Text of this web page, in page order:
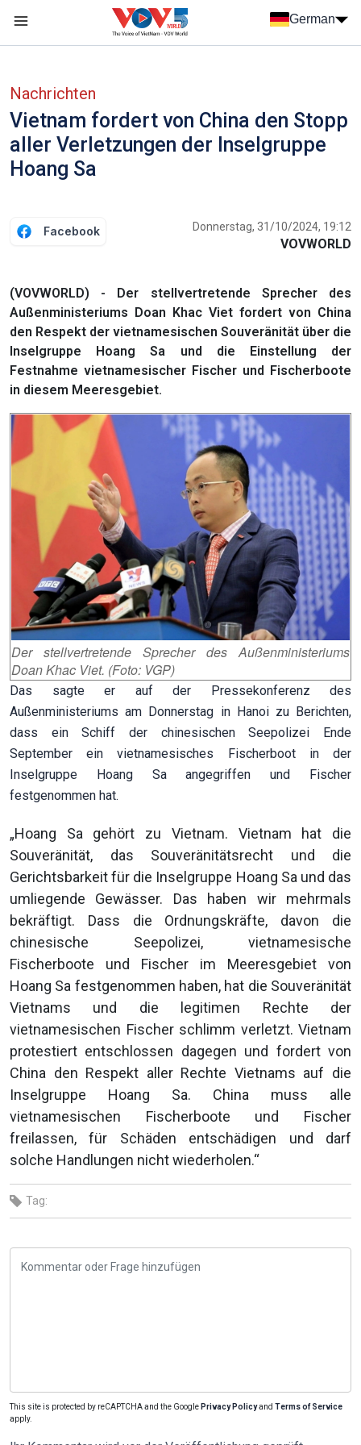
German
Nachrichten
Vietnam fordert von China den Stopp
aller Verletzungen der Inselgruppe
Hoang Sa
Facebook Donnerstag, 31/10/2024, 19:12
VOVWORLD
(VOVWORLD) - Der stellvertretende Sprecher des
Außenministeriums Doan Khac Viet fordert von China
den Respekt der vietnamesischen Souveränität über die
Inselgruppe Hoang Sa und die Einstellung der
Festnahme vietnamesischer Fischer und Fischerboote
in diesem Meeresgebiet.
Der stellvertretende Sprecher des Außenministeriums
Doan Khac Viet. (Foto: VGP)
Das sagte er auf der Pressekonferenz des
Außenministeriums am Donnerstag in Hanoi zu Berichten,
dass ein Schiff der chinesischen Seepolizei Ende
September ein vietnamesisches Fischerboot in der
Inselgruppe Hoang Sa angegriffen und Fischer
festgenommen hat.
„Hoang Sa gehört zu Vietnam. Vietnam hat die
Souveränität, das Souveränitätsrecht und die
Gerichtsbarkeit für die Inselgruppe Hoang Sa und das
umliegende Gewässer. Das haben wir mehrmals
bekräftigt. Dass die Ordnungskräfte, davon die
chinesische Seepolizei, vietnamesische
Fischerboote und Fischer im Meeresgebiet von
Hoang Sa festgenommen haben, hat die Souveränität
Vietnams und die legitimen Rechte der
vietnamesischen Fischer schlimm verletzt. Vietnam
protestiert entschlossen dagegen und fordert von
China den Respekt aller Rechte Vietnams auf die
Inselgruppe Hoang Sa. China muss alle
vietnamesischen Fischerboote und Fischer
freilassen, für Schäden entschädigen und darf
solche Handlungen nicht wiederholen.“
Tag:
This site is protected by reCAPTCHA and the Google Privacy Policyand Terms of Service
apply.